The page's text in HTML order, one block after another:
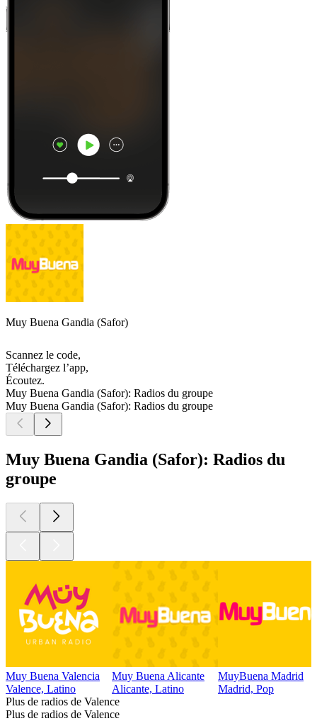
Muy Buena Gandia (Safor)
Scannez le code,
Téléchargez l’app,
Écoutez.
Muy Buena Gandia (Safor): Radios du groupe
Muy Buena Gandia (Safor): Radios du groupe
Muy Buena Gandia (Safor): Radios du
groupe
Muy Buena Valencia
Valence, Latino
Muy Buena Alicante
Alicante, Latino
MuyBuena Madrid
Madrid, Pop
Plus de radios de Valence
Plus de radios de Valence